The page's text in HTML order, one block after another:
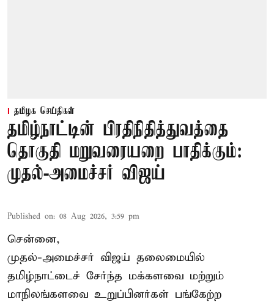
தமிழக செய்திகள்
தமிழ்நாட்டின் பிரதிநிதித்துவத்தை
தொகுதி மறுவரையறை பாதிக்கும்:
முதல்-அமைச்சர் விஜய்
Published on: 08 Aug 2026, 3:59 pm
சென்னை,
முதல்-அமைச்சர் விஜய் தலைமையில்
தமிழ்நாட்டைச் சேர்ந்த மக்களவை மற்றும்
மாநிலங்களவை உறுப்பினர்கள் பங்கேற்ற